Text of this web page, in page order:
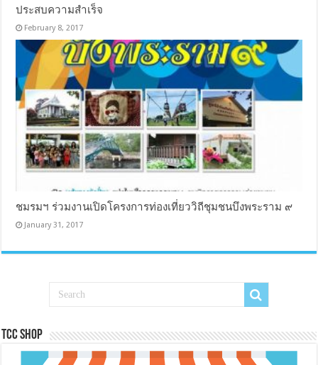
ประสบความสำเร็จ
February 8, 2017
ชมรมฯ ร่วมงานเปิดโครงการท่องเที่ยววิถีชุมชนบึงพระราม ๙
January 31, 2017
Tcc Shop